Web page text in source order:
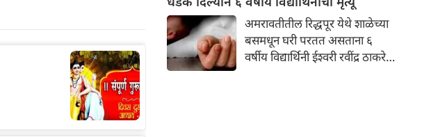
व्हिडिओ बनवणे आणि त्यानंतर
ब्लॅकमेलिंगचे एक धक्कादायक
प्रकरण उघडकीस आले आहे.
अमरावतीतील रिद्धपूर येथे शाळेच्या
बसमधून घरी परतत असताना ६
वर्षीय विद्यार्थिनी ईश्वरी रवींद्र ठाकरे